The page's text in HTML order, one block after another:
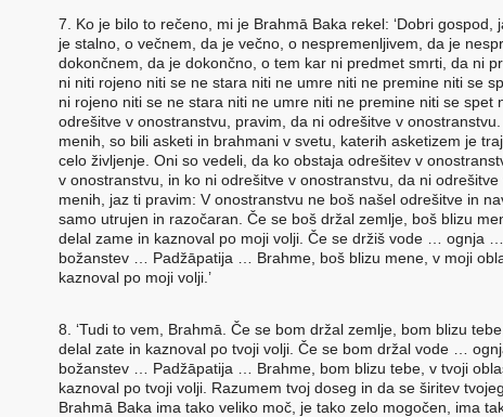
7. Ko je bilo to rečeno, mi je Brahmā Baka rekel: ‘Dobri gospod,
je stalno, o večnem, da je večno, o nespremenljivem, da je
dokončnem, da je dokončno, o tem kar ni predmet smrti, da ni
ni niti rojeno niti se ne stara niti ne umre niti ne premine niti se
ni rojeno niti se ne stara niti ne umre niti ne premine niti se spet
odrešitve v onostranstvu, pravim, da ni odrešitve v onostranstvu.
menih, so bili asketi in brahmani v svetu, katerih asketizem je
celo življenje. Oni so vedeli, da ko obstaja odrešitev v
v onostranstvu, in ko ni odrešitve v onostranstvu, da ni odrešitve
menih, jaz ti pravim: V onostranstvu ne boš našel odrešitve in
samo utrujen in razočaran. Če se boš držal zemlje, boš blizu
delal zame in kaznoval po moji volji. Če se držiš vode … ognja
božanstev … Padžāpatija … Brahme, boš blizu mene, v moji
kaznoval po moji volji.’
8. ‘Tudi to vem, Brahmā. Če se bom držal zemlje, bom blizu
delal zate in kaznoval po tvoji volji. Če se bom držal vode …
božanstev … Padžāpatija … Brahme, bom blizu tebe, v tvoji
kaznoval po tvoji volji. Razumem tvoj doseg in da se širitev
Brahmā Baka ima tako veliko moč, je tako zelo mogočen, ima